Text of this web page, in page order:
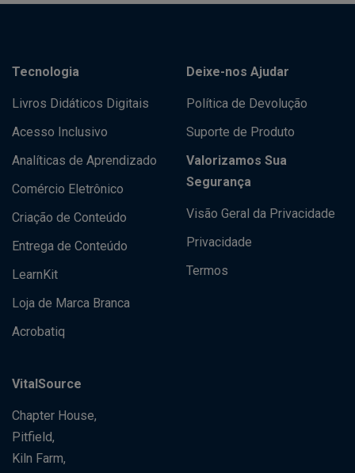
Tecnologia
Livros Didáticos Digitais
Acesso Inclusivo
Analíticas de Aprendizado
Comércio Eletrônico
Criação de Conteúdo
Entrega de Conteúdo
LearnKit
Loja de Marca Branca
Acrobatiq
Deixe-nos Ajudar
Política de Devolução
Suporte de Produto
Valorizamos Sua
Segurança
Visão Geral da Privacidade
Privacidade
Termos
VitalSource
Chapter House,
Pitfield,
Kiln Farm,